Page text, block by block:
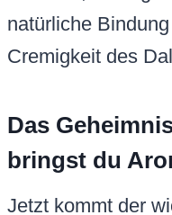
natürliche
Cremigkeit des
Das
bringst du
Jetzt kommt der